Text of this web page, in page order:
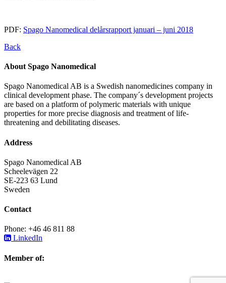
PDF: Spago Nanomedical delårsrapport januari – juni 2018
Back
About Spago Nanomedical
Spago Nanomedical AB is a Swedish nanomedicines company in
clinical development phase. The company´s development projects
are based on a platform of polymeric materials with unique
properties for more precise diagnosis and treatment of life-
threatening and debilitating diseases.
Address
Spago Nanomedical AB
Scheelevägen 22
SE-223 63 Lund
Sweden
Contact
Phone: +46 46 811 88
LinkedIn
Member of: